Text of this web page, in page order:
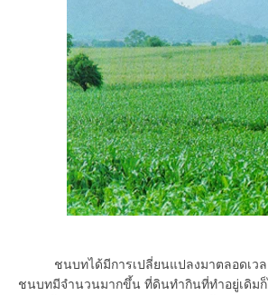
ชนบทได้มีการเปลี่ยนแปลงมาตลอดเวลา
ชนบทมีจำนวนมากขึ้น ที่ดินทำกินที่ทำอยู่เดิมก็